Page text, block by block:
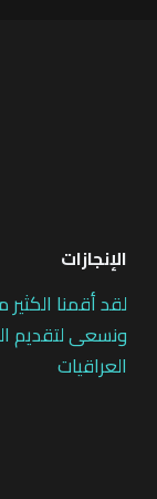
الإنجازات
لقد أقمنا
ونسعى لتقديم
العراقيات